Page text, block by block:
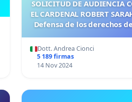
SOLICITUD DE AUDIENCIA CON
EL CARDENAL ROBERT SARAH Asunto:
Defensa de los derechos
Dott. Andrea Cionci
5 189 firmas
14 Nov 2024